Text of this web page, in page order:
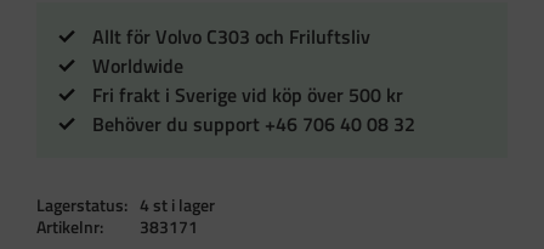
Allt för Volvo C303 och Friluftsliv
Worldwide
Fri frakt i Sverige vid köp över 500 kr
Behöver du support +46 706 40 08 32
Lagerstatus
4 st i lager
Artikelnr
383171